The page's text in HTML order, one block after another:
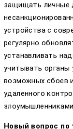
защищать личные
устройства с
регулярно
устанавливать
учитывать органы
возможных сбоев
удаленного
Новый вопрос по